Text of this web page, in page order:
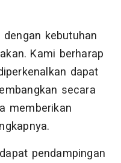
kebutuhan
Kami berharap
dapat
secara
memberikan
pendampingan